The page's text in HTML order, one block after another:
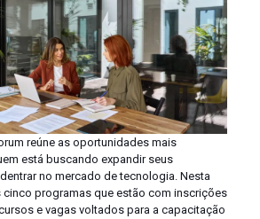
reúne as oportunidades mais
está buscando expandir seus
no mercado de tecnologia. Nesta
programas que estão com inscrições
e vagas voltados para a capacitação